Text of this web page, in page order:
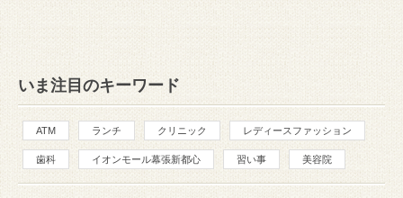
いま注目のキーワード
ATM ランチ クリニック レディースファッション
歯科 イオンモール幕張新都心 習い事 美容院